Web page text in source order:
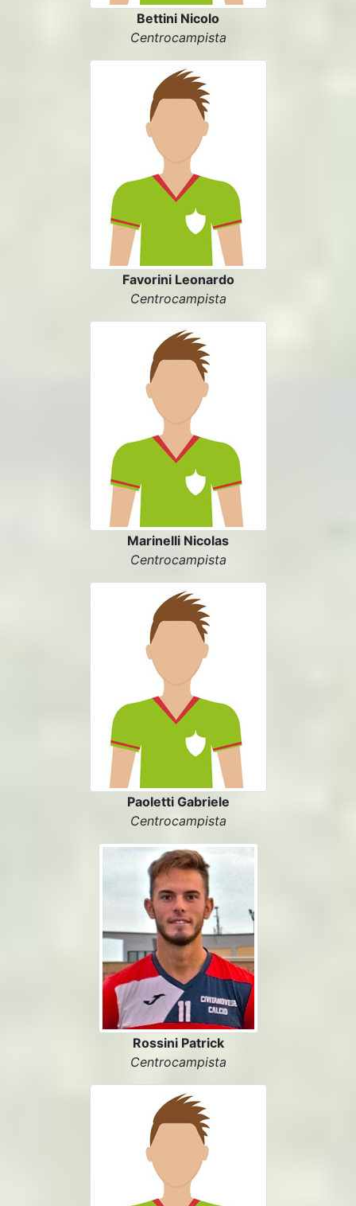
Bettini Nicolo
Centrocampista
Favorini Leonardo
Centrocampista
Marinelli Nicolas
Centrocampista
Paoletti Gabriele
Centrocampista
Rossini Patrick
Centrocampista